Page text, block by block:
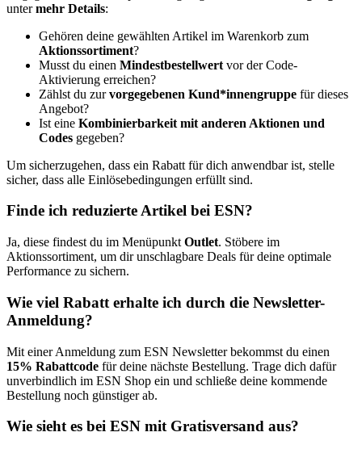
untermehr Details:
Gehören deine gewählten Artikel im Warenkorb zum
Aktionssortiment?
Musst du einen Mindestbestellwert vor der Code-
Aktivierung erreichen?
Zählst du zurvorgegebenen Kund*innengruppe für dieses
Angebot?
Ist eine Kombinierbarkeit mit anderen Aktionen und
Codes gegeben?
Um sicherzugehen, dass ein Rabatt für dich anwendbar ist, stelle
sicher, dass alle Einlösebedingungen erfüllt sind.
Finde ich reduzierte Artikel bei ESN?
Ja, diese findest du im Menüpunkt Outlet. Stöbere im
Aktionssortiment, um dir unschlagbare Deals für deine optimale
Performance zu sichern.
Wie viel Rabatt erhalte ich durch die Newsletter-
Anmeldung?
Mit einer Anmeldung zum ESN Newsletter bekommst du einen
15% Rabattcode für deine nächste Bestellung. Trage dich dafür
unverbindlich im ESN Shop ein und schließe deine kommende
Bestellung noch günstiger ab.
Wie sieht es bei ESN mit Gratisversand aus?